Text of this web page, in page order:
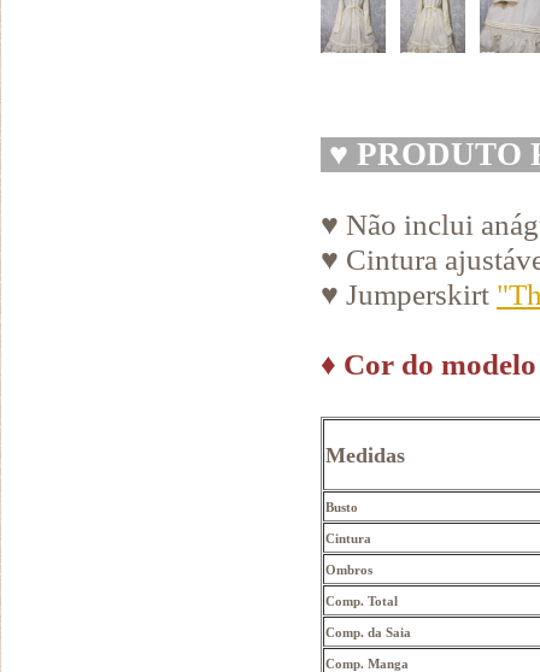
♥ PRODUTO
♥ Não inclui
♥ Cintura
♥ Jumperskirt
♦ Cor do
Medidas
Busto
Cintura
Ombros
Comp. Total
Comp. da Saia
Comp. Manga